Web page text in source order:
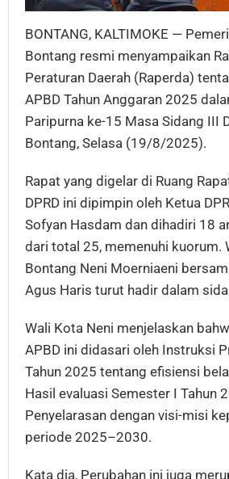
BONTANG, KALTIMOKE —
Bontang resmi menyampaikan
Peraturan Daerah (Raperda)
APBD Tahun Anggaran 2025
Paripurna ke-15 Masa Sidang III
Bontang, Selasa (19/8/2025).
Rapat yang digelar di Ruang
DPRD ini dipimpin oleh Ketua
Sofyan Hasdam dan dihadiri 18
dari total 25, memenuhi kuorum.
Bontang Neni Moerniaeni
Agus Haris turut hadir dalam
Wali Kota Neni menjelaskan
APBD ini didasari oleh Instruksi
Tahun 2025 tentang efisiensi
Hasil evaluasi Semester I Tahun
Penyelarasan dengan visi-misi
periode 2025–2030.
Kata dia, Perubahan ini juga